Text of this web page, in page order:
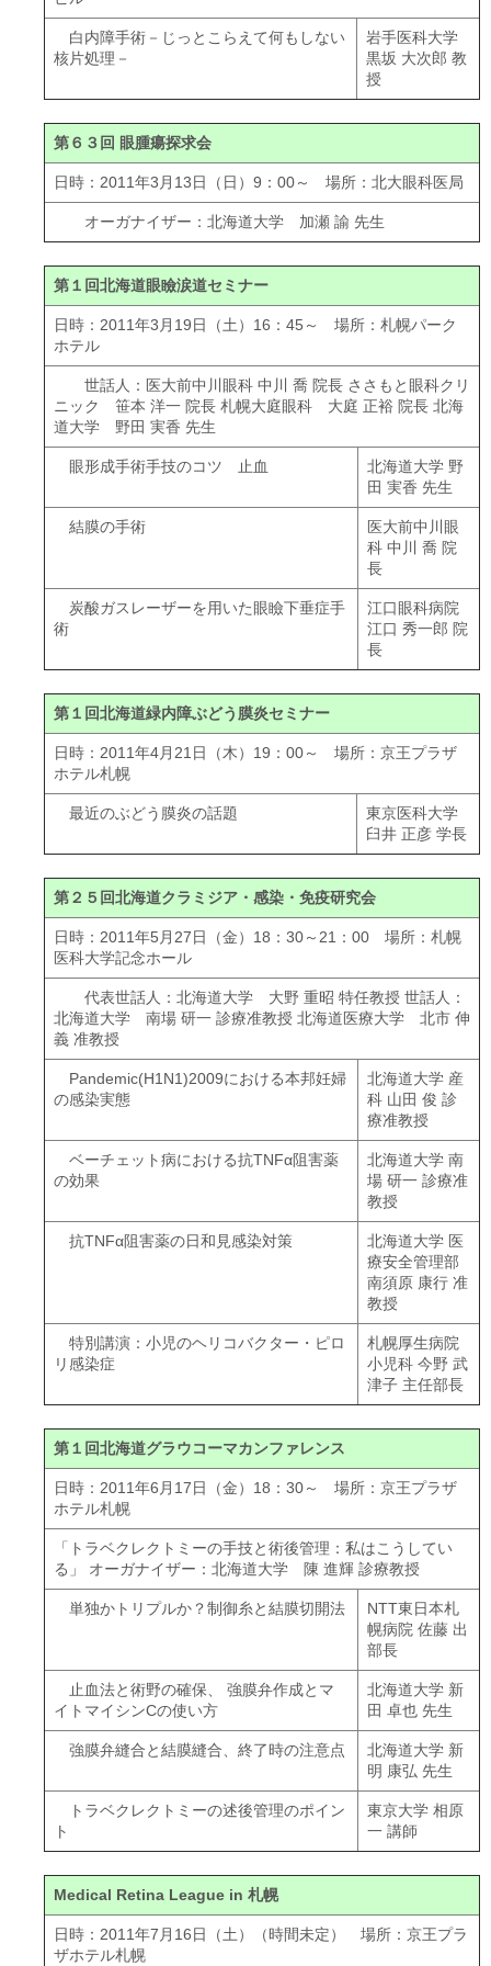
白内障手術－じっとこらえて何もしない
核片処理－
岩手医科大学
黒坂 大次郎 教
授
第６３回 眼腫瘍探求会
日時：2011年3月13日（日）9：00～ 場所：北大眼科医局
オーガナイザー：北海道大学 加瀬 諭 先生
第１回北海道眼瞼涙道セミナー
日時：2011年3月19日（土）16：45～ 場所：札幌パーク
ホテル
世話人：医大前中川眼科 中川 喬 院長 ささもと眼科クリ
ニック 笹本 洋一 院長 札幌大庭眼科 大庭 正裕 院長 北海
道大学 野田 実香 先生
眼形成手術手技のコツ 止血
北海道大学 野
田 実香 先生
結膜の手術
医大前中川眼
科 中川 喬 院
長
炭酸ガスレーザーを用いた眼瞼下垂症手
術
江口眼科病院
江口 秀一郎 院
長
第１回北海道緑内障ぶどう膜炎セミナー
日時：2011年4月21日（木）19：00～ 場所：京王プラザ
ホテル札幌
最近のぶどう膜炎の話題
東京医科大学
臼井 正彦 学長
第２５回北海道クラミジア・感染・免疫研究会
日時：2011年5月27日（金）18：30～21：00 場所：札幌
医科大学記念ホール
代表世話人：北海道大学 大野 重昭 特任教授 世話人：
北海道大学 南場 研一 診療准教授 北海道医療大学 北市 伸
義 准教授
Pandemic(H1N1)2009における本邦妊婦
の感染実態
北海道大学 産
科 山田 俊 診
療准教授
ベーチェット病における抗TNFα阻害薬
の効果
北海道大学 南
場 研一 診療准
教授
抗TNFα阻害薬の日和見感染対策
北海道大学 医
療安全管理部
南須原 康行 准
教授
特別講演：小児のヘリコバクター・ピロ
リ感染症
札幌厚生病院
小児科 今野 武
津子 主任部長
第１回北海道グラウコーマカンファレンス
日時：2011年6月17日（金）18：30～ 場所：京王プラザ
ホテル札幌
「トラベクレクトミーの手技と術後管理：私はこうしてい
る」 オーガナイザー：北海道大学 陳 進輝 診療教授
単独かトリプルか？制御糸と結膜切開法
NTT東日本札
幌病院 佐藤 出
部長
止血法と術野の確保、 強膜弁作成とマ
イトマイシンCの使い方
北海道大学 新
田 卓也 先生
強膜弁縫合と結膜縫合、終了時の注意点
北海道大学 新
明 康弘 先生
トラベクレクトミーの述後管理のポイン
ト
東京大学 相原
一 講師
Medical Retina League in 札幌
日時：2011年7月16日（土）（時間未定） 場所：京王プラ
ザホテル札幌